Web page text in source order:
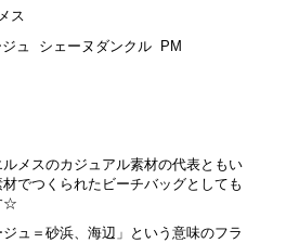
ス
ュ シェーヌダンクル PM
メスのカジュアル素材の代表ともい
でつくられたビーチバッグとしても
☆
ジュ＝砂浜、海辺」という意味のフラ